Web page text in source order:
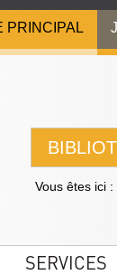
PRINCIPAL
Vous êtes ici :
SERVICES